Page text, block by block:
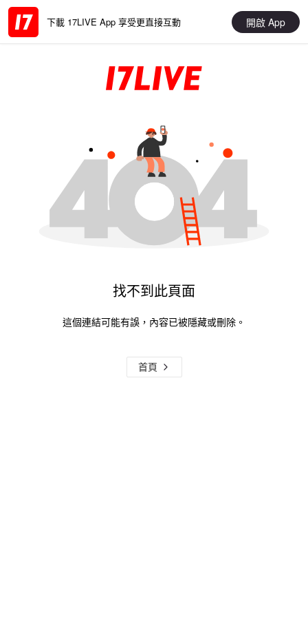
下載 17LIVE App 享受更直接互動 開啟 App
找不到此頁面
這個連結可能有誤，內容已被隱藏或刪除。
首頁